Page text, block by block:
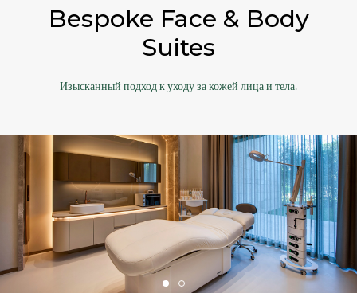
Bespoke Face & Body
Suites
Изысканный подход к уходу за кожей лица и тела.